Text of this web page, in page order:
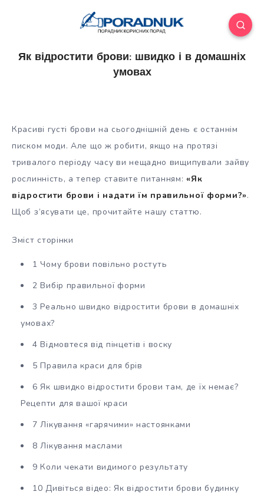
Як відростити брови: швидко і в домашніх
умовах
Красиві густі брови на сьогоднішній день є останнім
писком моди. Але що ж робити, якщо на протязі
тривалого періоду часу ви нещадно вищипували зайву
рослинність, а тепер ставите питанням:«Як
відростити брови і надати їм правильної форми?».
Щоб з’ясувати це, прочитайтенашу статтю.
Зміст сторінки
1 Чому брови повільно ростуть
2 Вибір правильної форми
3 Реально швидко відростити брови в домашніх
умовах?
4 Відмовтеся від пінцетів і воску
5 Правила краси для брів
6 Як швидко відростити брови там, де їх немає?
Рецепти для вашої краси
7 Лікування «гарячими» настоянками
8 Лікування маслами
9 Коли чекати видимого результату
10 Дивіться відео: Як відростити брови будинку